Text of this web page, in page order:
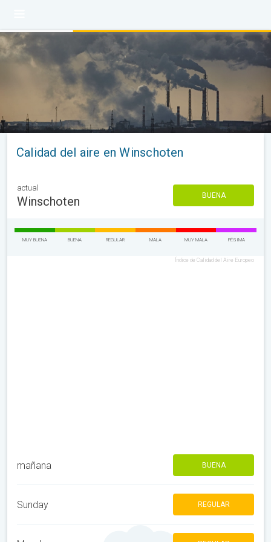
Calidad del aire en Winschoten
actual
Winschoten BUENA
MUY BUENA BUENA REGULAR MALA MUY MALA PÉSIMA
Índice de Calidad del Aire Europeo
mañana BUENA
Sunday REGULAR